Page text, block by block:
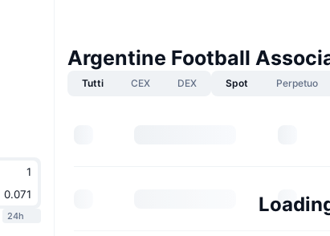
24h
Argentine Football
Tutti CEX DEX Spot Perpetuo